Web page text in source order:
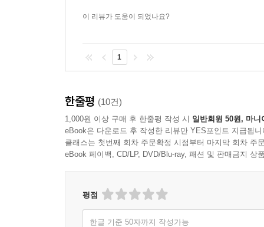
이 리뷰가 도움이 되었나요?
1
한줄평 (10건)
1,000원 이상 구매 후 한줄평 작성 시 일반회원 50원, 마니
eBook은 다운로드 후 작성한 리뷰만 YES포인트 지급됩니
클래스는 첫번째 회차 주문확정 시점부터 마지막 회차 주
eBook 페이백, CD/LP, DVD/Blu-ray, 패션 및 판매금지 상
평점
한글 기준 50자까지 작성가능